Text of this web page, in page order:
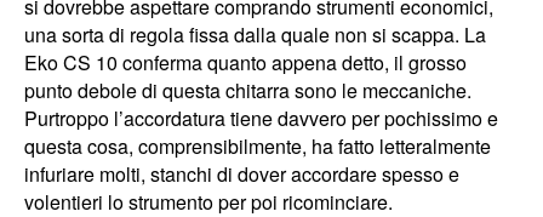
si dovrebbe aspettare comprando strumenti economici,
una sorta di regola fissa dalla quale non si scappa. La
Eko CS 10 conferma quanto appena detto, il grosso
punto debole di questa chitarra sono le meccaniche.
Purtroppo l’accordatura tiene davvero per pochissimo e
questa cosa, comprensibilmente, ha fatto letteralmente
infuriare molti, stanchi di dover accordare spesso e
volentieri lo strumento per poi ricominciare.